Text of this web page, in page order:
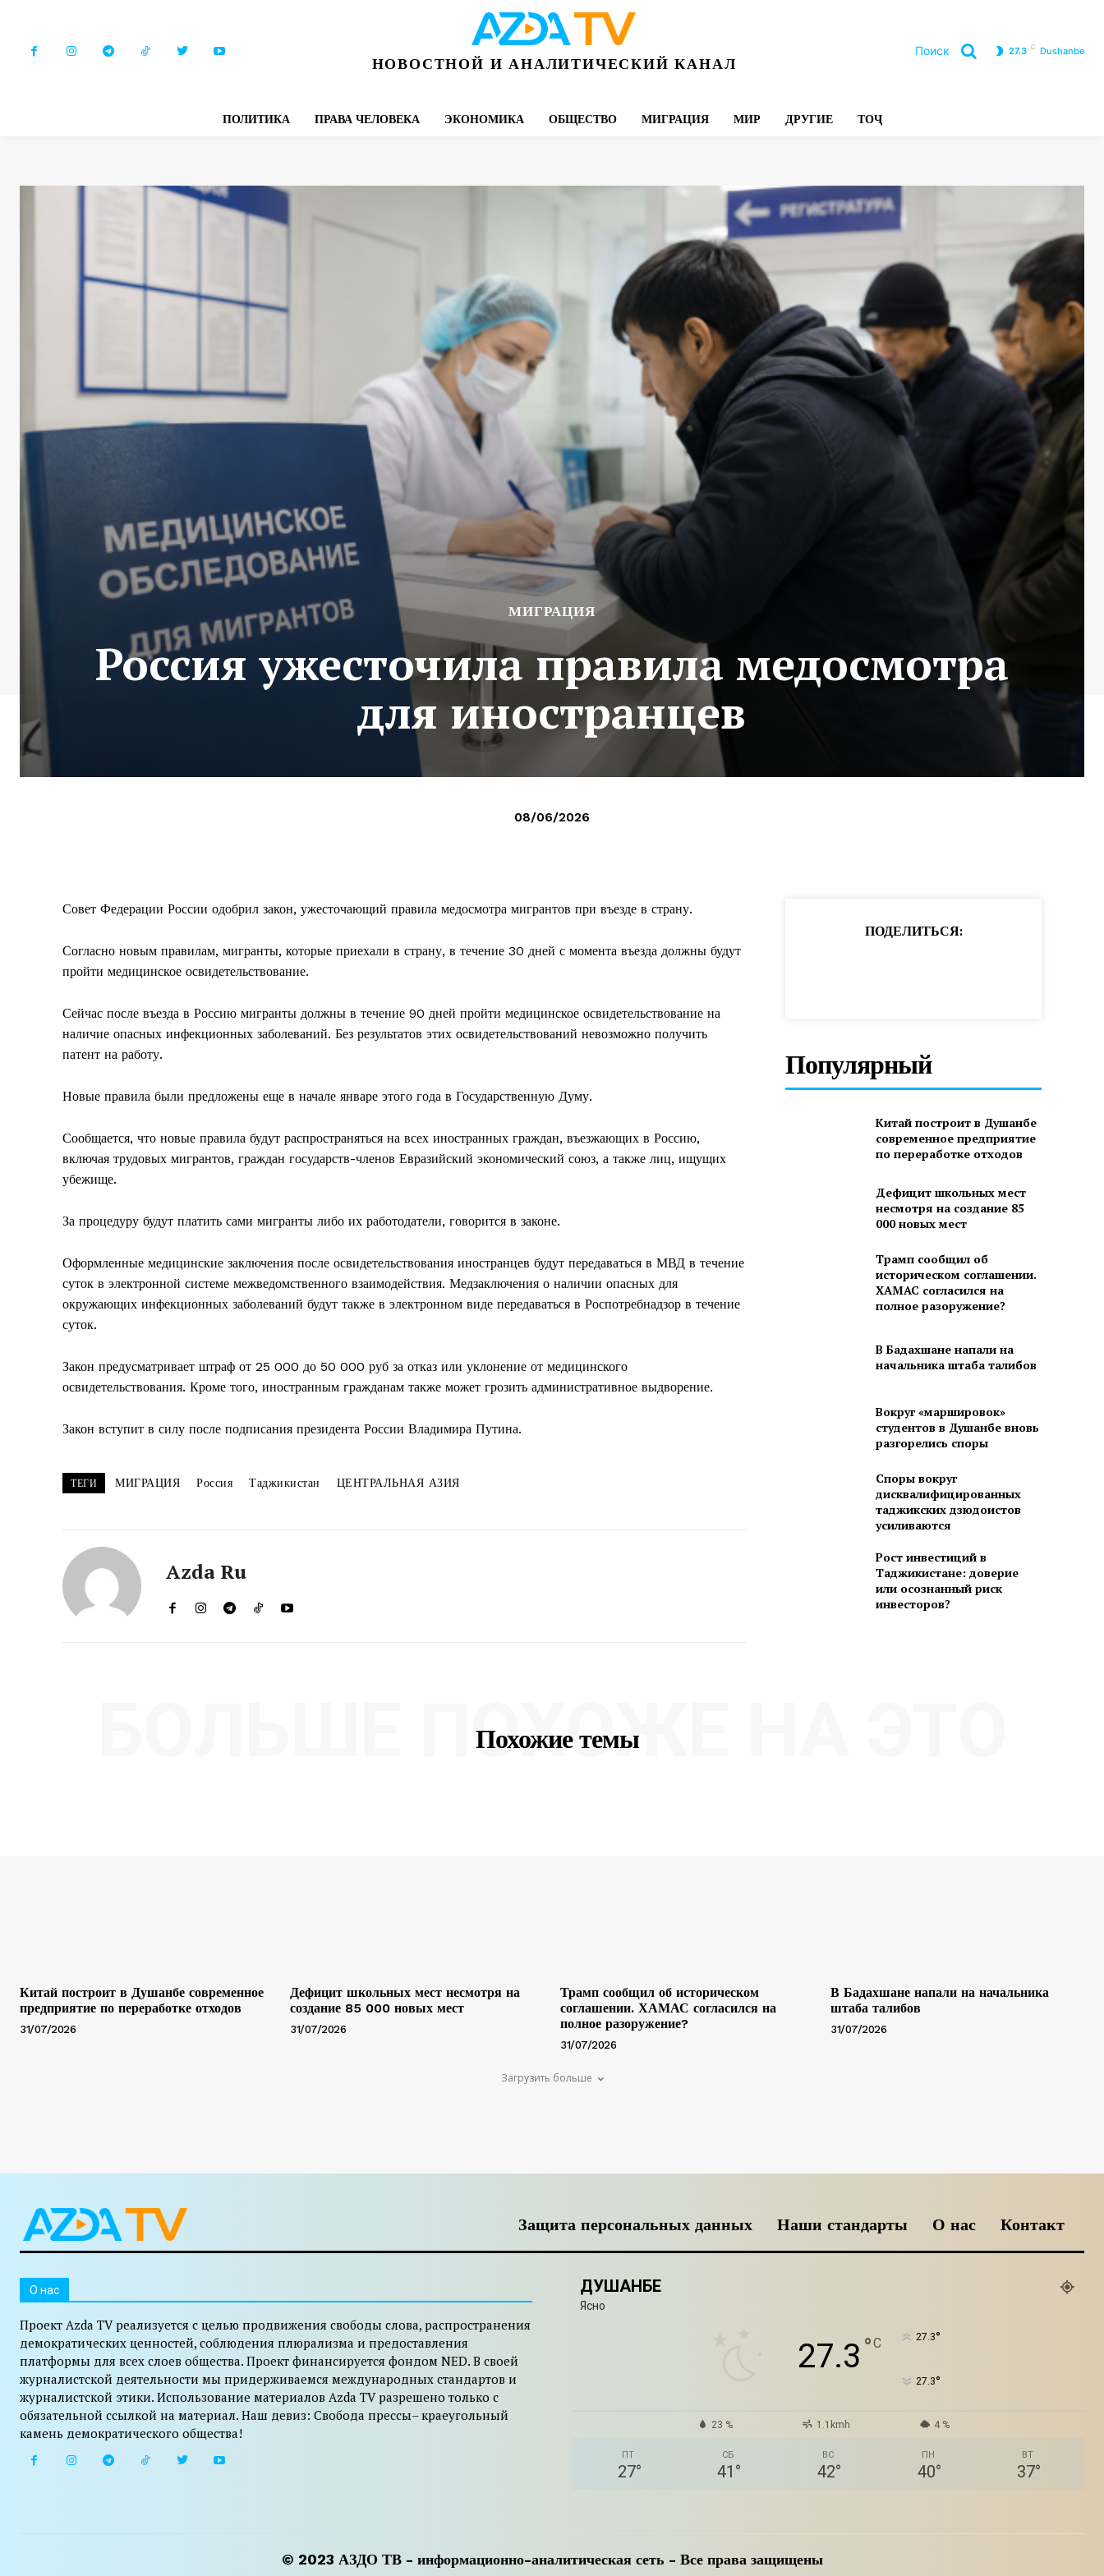
НОВОСТНОЙ И АНАЛИТИЧЕСКИЙ КАНАЛ
Поиск 27.3 C Dushanbe
ПОЛИТИКА ПРАВА ЧЕЛОВЕКА ЭКОНОМИКА ОБЩЕСТВО МИГРАЦИЯ МИР ДРУГИЕ ТОҶ
МИГРАЦИЯ
Россия ужесточила правила медосмотра
для иностранцев
08/06/2026
Совет Федерации России одобрил закон, ужесточающий правила медосмотра мигрантов при въезде в страну.
Согласно новым правилам, мигранты, которые приехали в страну, в течение 30 дней с момента въезда должны будут
пройти медицинское освидетельствование.
Сейчас после въезда в Россию мигранты должны в течение 90 дней пройти медицинское освидетельствование на
наличие опасных инфекционных заболеваний. Без результатов этих освидетельствований невозможно получить
патент на работу.
Новые правила были предложены еще в начале январе этого года в Государственную Думу.
Сообщается, что новые правила будут распространяться на всех иностранных граждан, въезжающих в Россию,
включая трудовых мигрантов, граждан государств-членов Евразийский экономический союз, а также лиц, ищущих
убежище.
За процедуру будут платить сами мигранты либо их работодатели, говорится в законе.
Оформленные медицинские заключения после освидетельствования иностранцев будут передаваться в МВД в течение
суток в электронной системе межведомственного взаимодействия. Медзаключения о наличии опасных для
окружающих инфекционных заболеваний будут также в электронном виде передаваться в Роспотребнадзор в течение
суток.
Закон предусматривает штраф от 25 000 до 50 000 руб за отказ или уклонение от медицинского
освидетельствования. Кроме того, иностранным гражданам также может грозить административное выдворение.
Закон вступит в силу после подписания президента России Владимира Путина.
ТЕГИ МИГРАЦИЯ Россия Таджикистан ЦЕНТРАЛЬНАЯ АЗИЯ
Azda Ru
ПОДЕЛИТЬСЯ:
Популярный
Китай построит в Душанбе
современное предприятие
по переработке отходов
Дефицит школьных мест
несмотря на создание 85
000 новых мест
Трамп сообщил об
историческом соглашении.
ХАМАС согласился на
полное разоружение?
В Бадахшане напали на
начальника штаба талибов
Вокруг «маршировок»
студентов в Душанбе вновь
разгорелись споры
Споры вокруг
дисквалифицированных
таджикских дзюдоистов
усиливаются
Рост инвестиций в
Таджикистане: доверие
или осознанный риск
инвесторов?
Похожие темы
БОЛЬШЕ ПОХОЖЕ НА ЭТО
Китай построит в Душанбе современное
предприятие по переработке отходов
31/07/2026
Дефицит школьных мест несмотря на
создание 85 000 новых мест
31/07/2026
Трамп сообщил об историческом
соглашении. ХАМАС согласился на
полное разоружение?
31/07/2026
В Бадахшане напали на начальника
штаба талибов
31/07/2026
Загрузить больше
Защита персональных данных Наши стандарты О нас Контакт
O нас
Проект Azda TV реализуется с целью продвижения свободы слова, распространения
демократических ценностей, соблюдения плюрализма и предоставления
платформы для всех слоев общества. Проект финансируется фондом NED. В своей
журналистской деятельности мы придерживаемся международных стандартов и
журналистской этики. Использование материалов Azda TV разрешено только с
обязательной ссылкой на материал. Наш девиз: Свобода прессы– краеугольный
камень демократического общества!
ДУШАНБЕ
Ясно
27.3 °C 27.3°
27.3°
23 % 1.1kmh 4 %
ПТ
27°
СБ
41 °
ВС
42°
ПН
40°
ВТ
37°
© 2023 АЗДО ТВ - информационно-аналитическая сеть - Все права защищены